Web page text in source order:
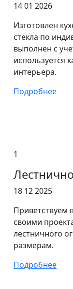
14 01 2026
Изготовлен
стекла по
выполнен с
используется
интерьера.
Подробнее
1
18 12 2025
Приветствуем
своими
лестничного
размерам.
Подробнее